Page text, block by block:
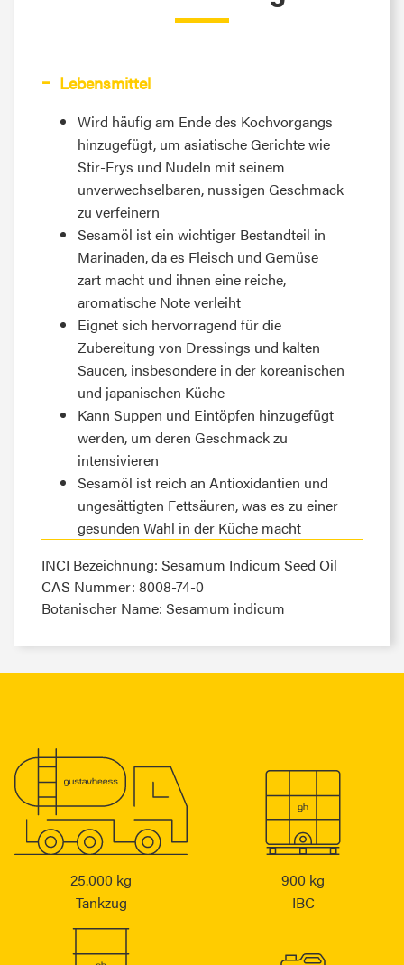
Lebensmittel
Wird häufig am Ende des Kochvorgangs
hinzugefügt, um asiatische Gerichte wie
Stir-Frys und Nudeln mit seinem
unverwechselbaren, nussigen Geschmack
zu verfeinern
Sesamöl ist ein wichtiger Bestandteil in
Marinaden, da es Fleisch und Gemüse
zart macht und ihnen eine reiche,
aromatische Note verleiht
Eignet sich hervorragend für die
Zubereitung von Dressings und kalten
Saucen, insbesondere in der koreanischen
und japanischen Küche
Kann Suppen und Eintöpfen hinzugefügt
werden, um deren Geschmack zu
intensivieren
Sesamöl ist reich an Antioxidantien und
ungesättigten Fettsäuren, was es zu einer
gesunden Wahl in der Küche macht
INCI Bezeichnung: Sesamum Indicum Seed Oil
CAS Nummer: 8008-74-0
Botanischer Name: Sesamum indicum
25.000 kg
Tankzug
900 kg
IBC